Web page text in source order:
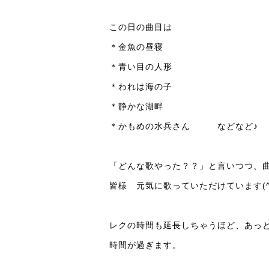
この日の曲目は
＊金魚の昼寝
＊青い目の人形
＊われは海の子
＊静かな湖畔
＊かもめの水兵さん などなど♪
「どんな歌やった？？」と言いつつ、
皆様 元気に歌っていただけています
レクの時間も延長しちゃうほど、あっ
時間が過ぎます。